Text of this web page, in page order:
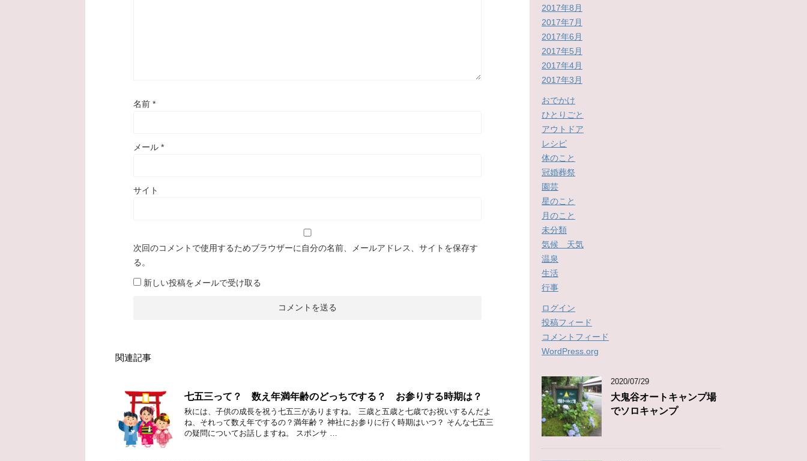
名前 *
メール *
サイト
次回のコメントで使用するためブラウザーに自分の名前、メールアドレス、サイトを保存す
る。
新しい投稿をメールで受け取る
関連記事
七五三って？ 数え年満年齢のどっちでする？ お参りする時期は？
秋には、子供の成長を祝う七五三がありますね。 三歳と五歳と七歳でお祝いするんだよ
ね、それって数え年でするの？満年齢？ 神社にお参りに行く時期はいつ？ そんな七五三
の疑問についてお話しますね。 スポンサ …
2017年8月
2017年7月
2017年6月
2017年5月
2017年4月
2017年3月
おでかけ
ひとりごと
アウトドア
レシピ
体のこと
冠婚葬祭
園芸
星のこと
月のこと
未分類
気候 天気
温泉
生活
行事
ログイン
投稿フィード
コメントフィード
WordPress.org
2020/07/29
大鬼谷オートキャンプ場
でソロキャンプ